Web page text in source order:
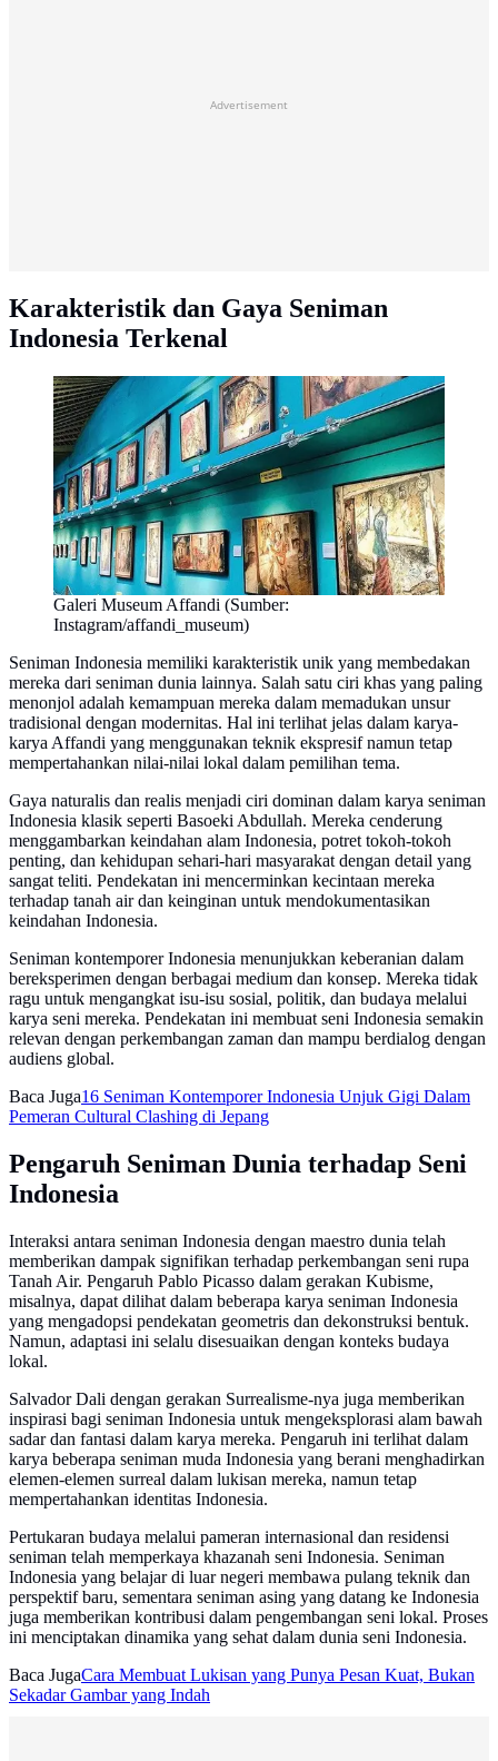
Advertisement
Karakteristik dan Gaya Seniman
Indonesia Terkenal
Galeri Museum Affandi (Sumber:
Instagram/affandi_museum)
Seniman Indonesia memiliki karakteristik unik yang membedakan
mereka dari seniman dunia lainnya. Salah satu ciri khas yang paling
menonjol adalah kemampuan mereka dalam memadukan unsur
tradisional dengan modernitas. Hal ini terlihat jelas dalam karya-
karya Affandi yang menggunakan teknik ekspresif namun tetap
mempertahankan nilai-nilai lokal dalam pemilihan tema.
Gaya naturalis dan realis menjadi ciri dominan dalam karya seniman
Indonesia klasik seperti Basoeki Abdullah. Mereka cenderung
menggambarkan keindahan alam Indonesia, potret tokoh-tokoh
penting, dan kehidupan sehari-hari masyarakat dengan detail yang
sangat teliti. Pendekatan ini mencerminkan kecintaan mereka
terhadap tanah air dan keinginan untuk mendokumentasikan
keindahan Indonesia.
Seniman kontemporer Indonesia menunjukkan keberanian dalam
bereksperimen dengan berbagai medium dan konsep. Mereka tidak
ragu untuk mengangkat isu-isu sosial, politik, dan budaya melalui
karya seni mereka. Pendekatan ini membuat seni Indonesia semakin
relevan dengan perkembangan zaman dan mampu berdialog dengan
audiens global.
Baca Juga16 Seniman Kontemporer Indonesia Unjuk Gigi Dalam
Pemeran Cultural Clashing di Jepang
Pengaruh Seniman Dunia terhadap Seni
Indonesia
Interaksi antara seniman Indonesia dengan maestro dunia telah
memberikan dampak signifikan terhadap perkembangan seni rupa
Tanah Air. Pengaruh Pablo Picasso dalam gerakan Kubisme,
misalnya, dapat dilihat dalam beberapa karya seniman Indonesia
yang mengadopsi pendekatan geometris dan dekonstruksi bentuk.
Namun, adaptasi ini selalu disesuaikan dengan konteks budaya
lokal.
Salvador Dali dengan gerakan Surrealisme-nya juga memberikan
inspirasi bagi seniman Indonesia untuk mengeksplorasi alam bawah
sadar dan fantasi dalam karya mereka. Pengaruh ini terlihat dalam
karya beberapa seniman muda Indonesia yang berani menghadirkan
elemen-elemen surreal dalam lukisan mereka, namun tetap
mempertahankan identitas Indonesia.
Pertukaran budaya melalui pameran internasional dan residensi
seniman telah memperkaya khazanah seni Indonesia. Seniman
Indonesia yang belajar di luar negeri membawa pulang teknik dan
perspektif baru, sementara seniman asing yang datang ke Indonesia
juga memberikan kontribusi dalam pengembangan seni lokal. Proses
ini menciptakan dinamika yang sehat dalam dunia seni Indonesia.
Baca JugaCara Membuat Lukisan yang Punya Pesan Kuat, Bukan
Sekadar Gambar yang Indah